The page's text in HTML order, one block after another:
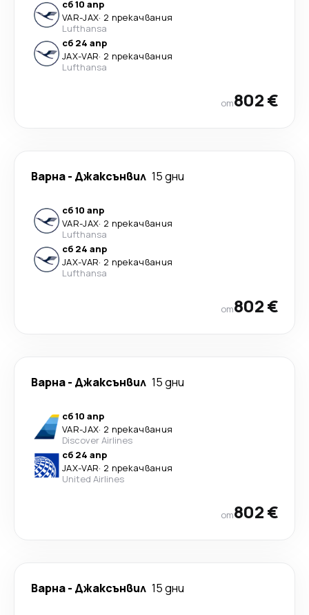
сб 10 апр
VAR-JAX· 2 прекачвания
Lufthansa
сб 24 апр
JAX-VAR· 2 прекачвания
Lufthansa
от802 €
Варна- Джаксънвил 15 дни
сб 10 апр
VAR-JAX· 2 прекачвания
Lufthansa
сб 24 апр
JAX-VAR· 2 прекачвания
Lufthansa
от802 €
Варна- Джаксънвил 15 дни
сб 10 апр
VAR-JAX· 2 прекачвания
Discover Airlines
сб 24 апр
JAX-VAR· 2 прекачвания
United Airlines
от802 €
Варна- Джаксънвил 15 дни